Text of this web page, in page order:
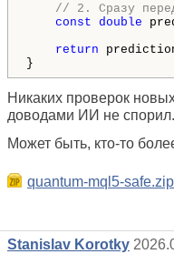
// 2. Сразу
const double
return
Никаких проверок
доводами ИИ не спорил.
Может быть, кто-то
quantum-mql5-safe.zip
Stanislav Korotky